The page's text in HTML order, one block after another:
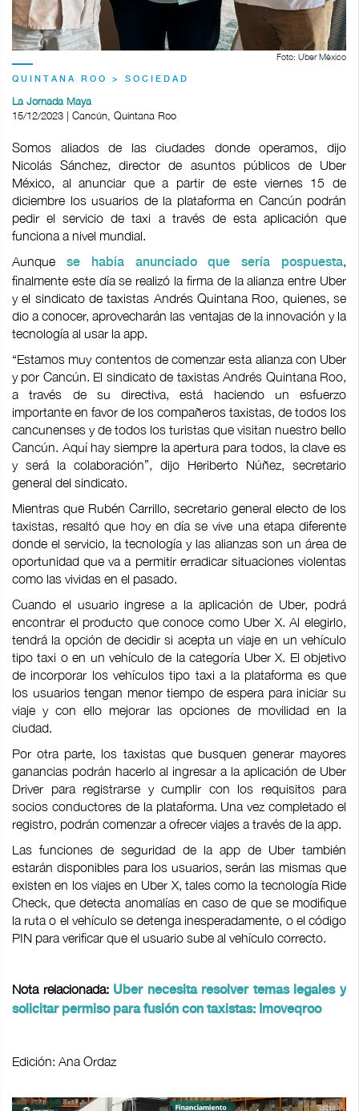
Foto: Uber México
QUINTANA ROO > SOCIEDAD
La Jornada Maya
15/12/2023 | Cancún, Quintana Roo
Somos aliados de las ciudades donde operamos, dijo
Nicolás Sánchez, director de asuntos públicos de Uber
México, al anunciar que a partir de este viernes 15 de
diciembre los usuarios de la plataforma en Cancún podrán
pedir el servicio de taxi a través de esta aplicación que
funciona a nivel mundial.
Aunque se había anunciado que sería pospuesta,
finalmente este día se realizó la firma de la alianza entre Uber
y el sindicato de taxistas Andrés Quintana Roo, quienes, se
dio a conocer, aprovecharán las ventajas de la innovación y la
tecnología al usar la app.
“Estamos muy contentos de comenzar esta alianza con Uber
y por Cancún. El sindicato de taxistas Andrés Quintana Roo,
a través de su directiva, está haciendo un esfuerzo
importante en favor de los compañeros taxistas, de todos los
cancunenses y de todos los turistas que visitan nuestro bello
Cancún. Aquí hay siempre la apertura para todos, la clave es
y será la colaboración”, dijo Heriberto Núñez, secretario
general del sindicato.
Mientras que Rubén Carrillo, secretario general electo de los
taxistas, resaltó que hoy en día se vive una etapa diferente
donde el servicio, la tecnología y las alianzas son un área de
oportunidad que va a permitir erradicar situaciones violentas
como las vividas en el pasado.
Cuando el usuario ingrese a la aplicación de Uber, podrá
encontrar el producto que conoce como Uber X. Al elegirlo,
tendrá la opción de decidir si acepta un viaje en un vehículo
tipo taxi o en un vehículo de la categoría Uber X. El objetivo
de incorporar los vehículos tipo taxi a la plataforma es que
los usuarios tengan menor tiempo de espera para iniciar su
viaje y con ello mejorar las opciones de movilidad en la
ciudad.
Por otra parte, los taxistas que busquen generar mayores
ganancias podrán hacerlo al ingresar a la aplicación de Uber
Driver para registrarse y cumplir con los requisitos para
socios conductores de la plataforma. Una vez completado el
registro, podrán comenzar a ofrecer viajes a través de la app.
Las funciones de seguridad de la app de Uber también
estarán disponibles para los usuarios, serán las mismas que
existen en los viajes en Uber X, tales como la tecnología Ride
Check, que detecta anomalías en caso de que se modifique
la ruta o el vehículo se detenga inesperadamente, o el código
PIN para verificar que el usuario sube al vehículo correcto.
Nota relacionada: Uber necesita resolver temas legales y
solicitar permiso para fusión con taxistas: Imoveqroo
Edición: Ana Ordaz